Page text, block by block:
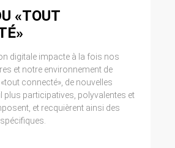
«TOUT
digitale impacte à la fois nos
et notre environnement de
«tout connecté», de nouvelles
plus participatives, polyvalentes et
et recquièrent ainsi des